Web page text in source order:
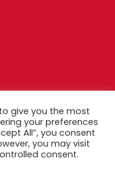
Tutti i diritti riservati –
give you the most
your preferences
All”, you consent
you may visit
consent.